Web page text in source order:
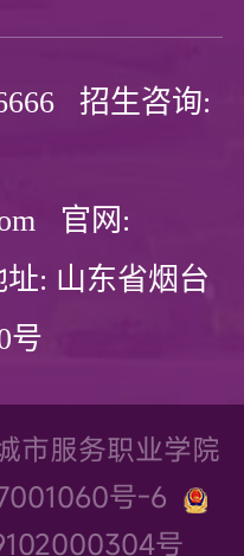
招生咨询:
官网:
: 山东省烟台
号
市服务职业学院
号-6
号